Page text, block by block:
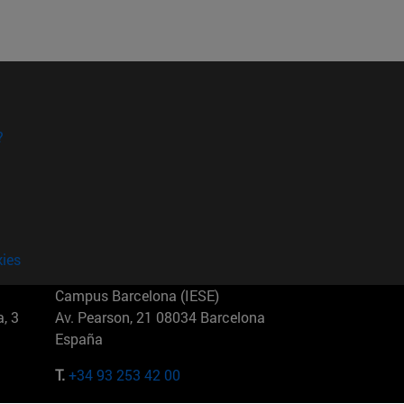
3
Campus Barcelona (IESE)
Av. Pearson, 21 08034 Barcelona
España
T.+34 93 253 42 00